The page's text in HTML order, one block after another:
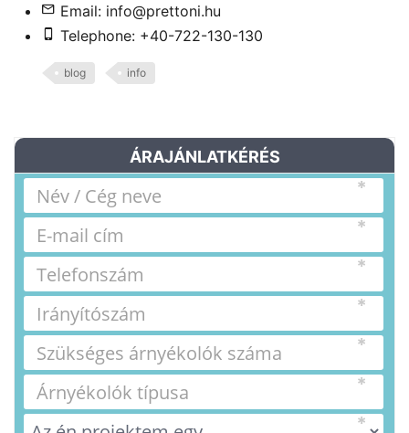
Email: info@prettoni.hu
Telephone: +40-722-130-130
blog info
ÁRAJÁNLATKÉRÉS